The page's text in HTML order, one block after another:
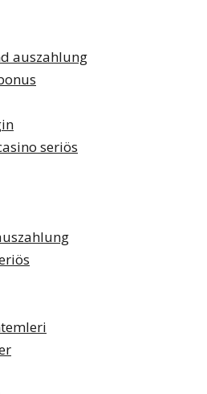
auszahlung
seriös